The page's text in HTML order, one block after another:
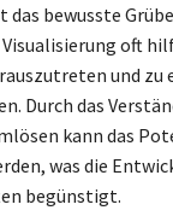
das bewusste
oft
und zu
Durch das
kann das
was die
begünstigt.